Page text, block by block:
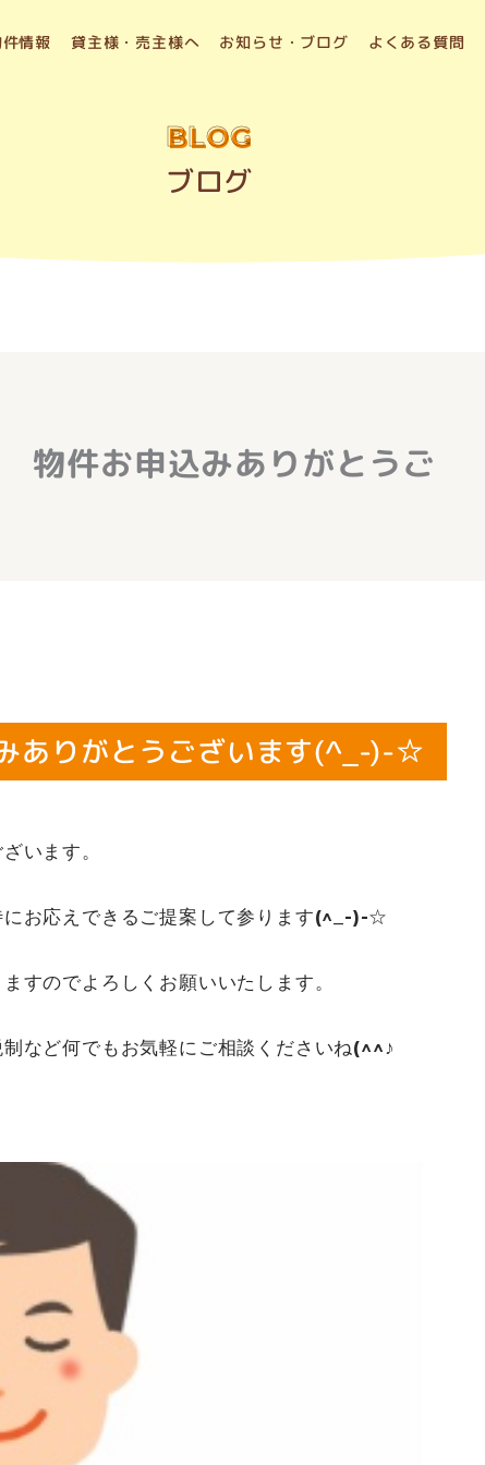
情報 貸主様・売主様へ お知らせ・ブログ よくある質問
BLOG
ブログ
件お申込みありがとうご
りがとうございます(^_-)-☆
います。
にお応えできるご提案して参ります(^_-)-☆
すのでよろしくお願いいたします。
など何でもお気軽にご相談くださいね(^^♪